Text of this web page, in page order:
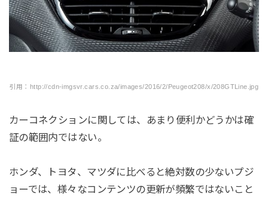
引用：http://cdn-imgsvr.cars.co.za/images/2016/2/Peugeot208/x/208GTLine.jpg
カーコネクションに関しては、あまり便利かどうかは確
証の範囲内ではない。
ホンダ、トヨタ、マツダに比べると絶対数の少ないプジ
ョーでは、様々なコンテンツの更新が頻繁ではないこと